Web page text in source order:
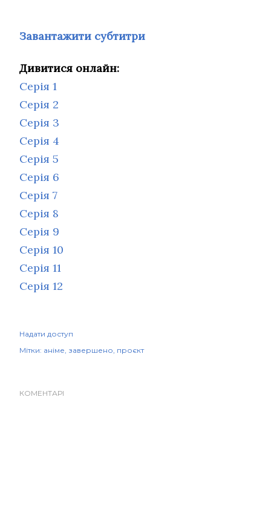
Завантажити субтитри
Дивитися онлайн:
Серія 1
Серія 2
Серія 3
Серія 4
Серія 5
Серія 6
Серія 7
Серія 8
Серія 9
Серія 10
Серія 11
Серія 12
Надати доступ
Мітки: аніме завершено проєкт
КОМЕНТАРІ